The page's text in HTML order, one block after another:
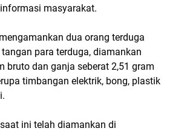
masyarakat.
dua orang terduga
para terduga, diamankan
bruto dan ganja seberat 2,51 gram
timbangan elektrik, bong, plastik
ini telah diamankan di